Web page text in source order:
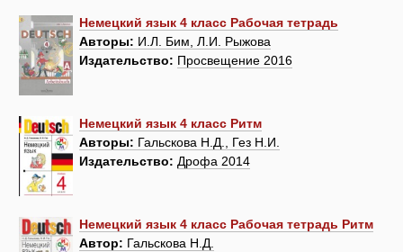
Немецкий язык 4 класс Рабочая тетрадь
Авторы: И.Л. Бим, Л.И. Рыжова
Издательство: Просвещение 2016
Немецкий язык 4 класс Ритм
Авторы: Гальскова Н.Д., Гез Н.И.
Издательство: Дрофа 2014
Немецкий язык 4 класс Рабочая тетрадь Ритм
Автор: Гальскова Н.Д.